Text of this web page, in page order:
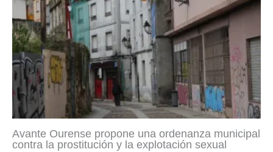
Avante Ourense propone una ordenanza municipal
contra la prostitución y la explotación sexual